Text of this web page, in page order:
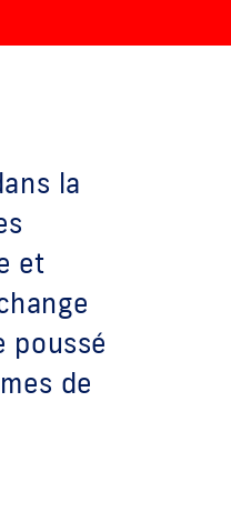
la
et
poussé
de